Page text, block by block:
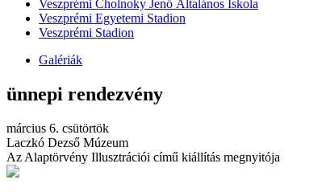
Veszprémi Cholnoky Jenő Általános Iskola
Veszprémi Egyetemi Stadion
Veszprémi Stadion
Galériák
ünnepi rendezvény
március 6. csütörtök
Laczkó Dezső Múzeum
Az Alaptörvény Illusztrációi című kiállítás megnyitója